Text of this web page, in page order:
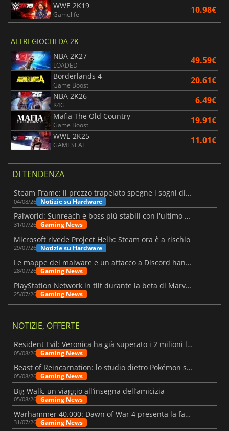
WWE 2K19
Gamelife 10.98€
ALTRI GIOCHI DA 2K
NBA 2K27
LOADED 49.59€
Borderlands 4
Game Boost 20.61€
NBA 2K26
K4G 6.49€
Mafia The Old Country
Game Boost 19.91€
WWE 2K25
GAMESEAL 11.01€
DI TENDENZA
Steam Frame: il prezzo trapelato spegne i sogni di un VR economico
04/08/26 Notizie su Hardware
Palworld: Sunreach e boss più stabili con l'ultimo update
31/07/26 Gaming News
Microsoft rivede Project Helix: Steam ora è a rischio
29/07/26 Notizie su Hardware
Le mappe dei malware e un attacco a Discord hanno colpito Meccha Chameleon
28/07/26 Gaming News
PlayStation Network in tilt durante la beta di Marvel Tōkon
25/07/26 Gaming News
NOTIZIE, OFFERTE
Resident Evil: Veronica ha già superato i 2 milioni liste dei desideri
05/08/26 Gaming News
Beast of Reincarnation: lo studio dietro Pokémon su una nuova strada
05/08/26 Gaming News
Big Walk, un viaggio all’insegna dell’amicizia
05/08/26 Gaming News
Warhammer 40.000: Dawn of War 4 presenta la fazione dei Necron
31/07/26 Gaming News